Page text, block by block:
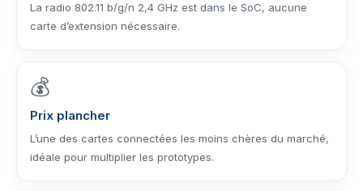
La radio 802.11 b/g/n 2,4 GHz est dans le SoC, aucune
carte d’extension nécessaire.
💰
Prix plancher
L’une des cartes connectées les moins chères du marché,
idéale pour multiplier les prototypes.